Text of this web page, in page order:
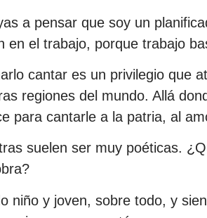
a pensar que soy un
en el trabajo, porque trabajo
cantar es un privilegio que
regiones del mundo. Allá
para cantarle a la patria, al
suelen ser muy poéticas.
niño y joven, sobre todo, y